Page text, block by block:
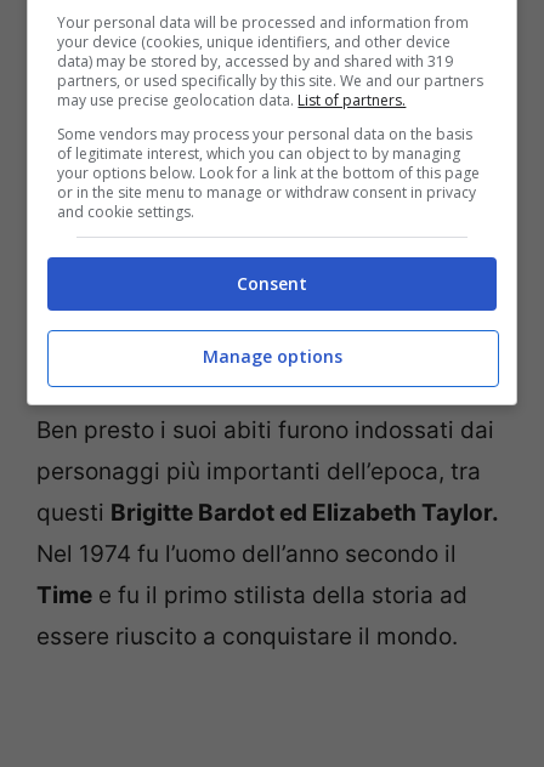
La carriera di Pierre Cardin (Screenshot Instagram)
Ben presto i suoi abiti furono indossati dai
personaggi più importanti dell’epoca, tra
questi Brigitte Bardot ed Elizabeth Taylor.
Nel 1974 fu l’uomo dell’anno secondo il
Time e fu il primo stilista della storia ad
essere riuscito a conquistare il mondo.
Your personal data will be processed and information from
your device (cookies, unique identifiers, and other device
data) may be stored by, accessed by and shared with 319
partners, or used specifically by this site. We and our partners
may use precise geolocation data. List of partners.
Some vendors may process your personal data on the basis
of legitimate interest, which you can object to by managing
your options below. Look for a link at the bottom of this page
or in the site menu to manage or withdraw consent in privacy
and cookie settings.
Consent
Manage options